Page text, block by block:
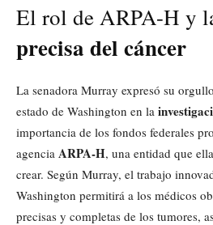
El rol de ARPA-H y
precisa del cáncer
La senadora Murray expresó su
estado de Washington en la
importancia de los fondos federales
agencia ARPA-H, una entidad que
crear. Según Murray, el trabajo
Washington permitirá a los médicos
precisas y completas de los tumores,